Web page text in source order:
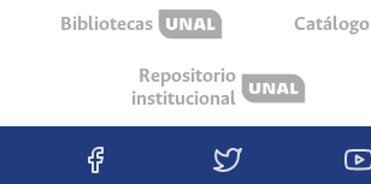
Bibliotecas Catálogo
Repositorio
institucional